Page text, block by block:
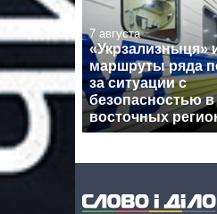
7 августа
«Укрзализныця»
маршруты ряда
за ситуации с
безопасностью в
восточных